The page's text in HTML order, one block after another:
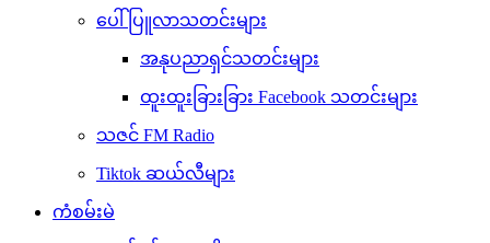
ပေါ်ပြူလာသတင်းများ
အနုပညာရှင်သတင်းများ
ထူးထူးခြားခြား Facebook သတင်းများ
သဇင် FM Radio
Tiktok ဆယ်လီများ
ကံစမ်းမဲ